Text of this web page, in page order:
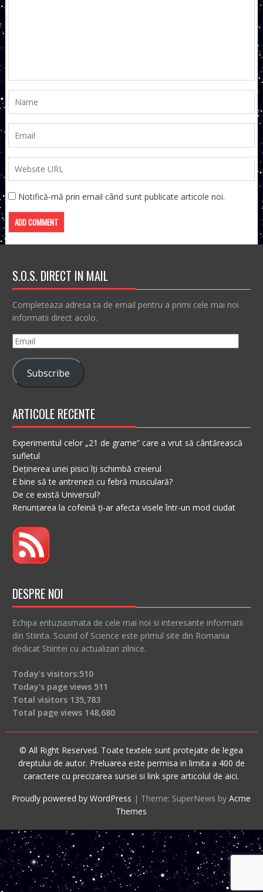
Notifică-mă prin email când sunt publicate articole noi.
S.O.S. DIRECT IN MAIL
Completeaza adresa ta de email pentru a primi cele mai noi
informatii direct acolo.
Email
Subscribe
ARTICOLE RECENTE
Experimentul celor „21 de grame” care a vrut să cântărească
sufletul
Deținerea unei pisici îți schimbă creierul
E bine să te antrenezi cu febră musculară?
De ce există Universul?
Renunțarea la cofeină ți-ar afecta visele într-un mod ciudat
DESPRE NOI
Echipa entuziasmata de cele mai noi si interesante informatii
din Stiinta. Sound of Science este primul site din Romania
dedicat Stiintei cu actualizari zilnice.
Today's visitors:510
Today's page views 511
Total visitors 135,783
Total page views 148,680
© All Right Reserved. Toate textele sunt protejate de legea
dreptului de autor. Preluarea este permisa in limita a 400 de
caractere cu precizarea sursei si link spre articolul de aici.
Proudly powered by WordPress | Theme: SuperNews byAcme
Themes